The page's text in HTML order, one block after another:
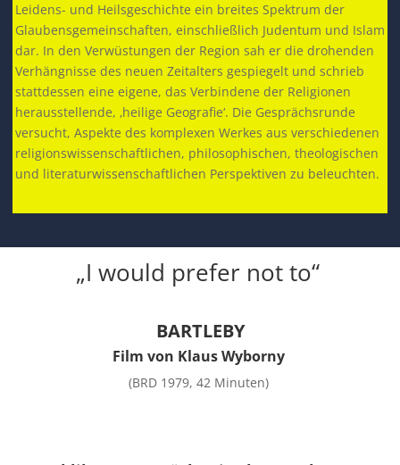
Leidens- und Heilsgeschichte ein breites Spektrum der
Glaubensgemeinschaften, einschließlich Judentum und Islam
dar. In den Verwüstungen der Region sah er die drohenden
Verhängnisse des neuen Zeitalters gespiegelt und schrieb
stattdessen eine eigene, das Verbindene der Religionen
herausstellende, ‚heilige Geografie‘. Die Gesprächsrunde
versucht, Aspekte des komplexen Werkes aus verschiedenen
religionswissenschaftlichen, philosophischen, theologischen
und literaturwissenschaftlichen Perspektiven zu beleuchten.
„I would prefer not to“
BARTLEBY
Film von Klaus Wyborny
(BRD 1979, 42 Minuten)